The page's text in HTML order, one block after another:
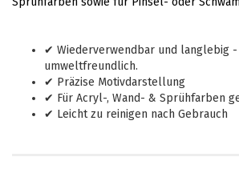
✔ Wiederverwendbar und langlebig
umweltfreundlich.
✔ Präzise Motivdarstellung
✔ Für Acryl-, Wand- & Sprühfarben
✔ Leicht zu reinigen nach Gebrauch